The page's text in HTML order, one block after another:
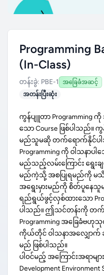
Programming
(In-Class)
တန်းခွဲ: PBE-1
အခြေခံအဆင့်
အတန်းပြီးဆုံး
ကွန်ပျူတာ Programming
သော Course ဖြစ်ပါသည်
မည်သူမဆို တက်ရောက်နိုင်ပ
Programming ကို ဝါသနာပ
မည်သည့်လမ်းကြောင်း ရွေး
မည်ကဲ့သို့ အစပြုရမည်ကို မသိ
အရွေးမှားမည်ကို စိတ်ပူနေသူ
ရည်ရွယ်ဖွင့်လှစ်ထားသော
ပါသည်။ ဤသင်တန်းကို တက်ရ
Programming အခြေခံဗဟု
ကိုယ်တိုင် ဝါသနာအလျှော
မည် ဖြစ်ပါသည်။
ပါ၀င်မည့် အကြောင်းအရာများ
Development Environment